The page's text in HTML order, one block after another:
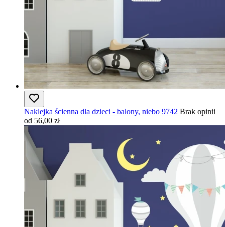
Naklejka ścienna dla dzieci - balony, niebo 9742 Brak opinii
od 56,00 zł